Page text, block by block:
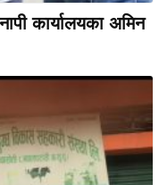
कार्यालयका अमिन